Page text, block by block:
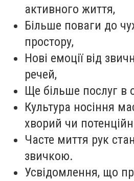
активного життя,
Більше поваги до
простору,
Нові емоції від
речей,
Ще більше послуг в
Культура носіння
хворий чи
Часте миття рук
звичкою.
Усвідомлення, що